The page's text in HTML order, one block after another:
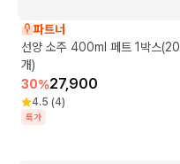
파트너
선양 소주 400ml 페트 1박스(20
개)
30%27,900
4.5 (4)
특가